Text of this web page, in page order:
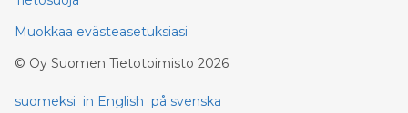
Muokkaa evästeasetuksiasi
© Oy Suomen Tietotoimisto 2026
suomeksi in English på svenska